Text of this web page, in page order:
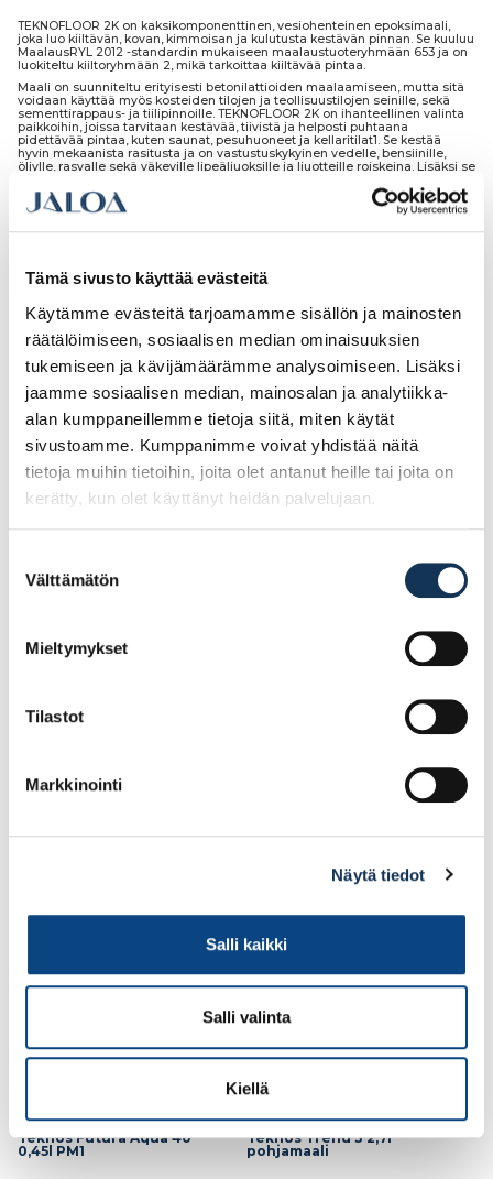
Tämä sivusto käyttää evästeitä
Käytämme evästeitä tarjoamamme sisällön ja mainosten
räätälöimiseen, sosiaalisen median ominaisuuksien
tukemiseen ja kävijämäärämme analysoimiseen. Lisäksi
jaamme sosiaalisen median, mainosalan ja analytiikka-
alan kumppaneillemme tietoja siitä, miten käytät
sivustoamme. Kumppanimme voivat yhdistää näitä
tietoja muihin tietoihin, joita olet antanut heille tai joita on
kerätty, kun olet käyttänyt heidän palvelujaan.
valinta
Välttämätön
Mieltymykset
Tilastot
Markkinointi
Näytä tiedot
Salli kaikki
Salli valinta
Kiellä
TEKNOFLOOR 2K on kaksikomponenttinen, vesiohenteinen epoksimaali,
joka luo kiiltävän, kovan, kimmoisan ja kulutusta kestävän pinnan. Se kuuluu
MaalausRYL 2012 -standardin mukaiseen maalaustuoteryhmään 653 ja on
luokiteltu kiiltoryhmään 2, mikä tarkoittaa kiiltävää pintaa.
Maali on suunniteltu erityisesti betonilattioiden maalaamiseen, mutta sitä
voidaan käyttää myös kosteiden tilojen ja teollisuustilojen seinille, sekä
sementtirappaus- ja tiilipinnoille. TEKNOFLOOR 2K on ihanteellinen valinta
paikkoihin, joissa tarvitaan kestävää, tiivistä ja helposti puhtaana
pidettävää pintaa, kuten saunat, pesuhuoneet ja kellaritilat1. Se kestää
hyvin mekaanista rasitusta ja on vastustuskykyinen vedelle, bensiinille,
öljylle, rasvalle sekä väkeville lipeäliuoksille ja liuotteille roiskeina. Lisäksi se
TEKNOFLOOR 2K ei siirrä makua tai hajua elintarvikkeisiin, mikä tekee siitä
sopivan käytettäväksi elintarvikkeiden tuotanto- ja pakkaustiloissa1. Sen
Tutustu myös
101.99€ /kpl
Teknos Futura Aqua 40
0,45l PM1
Teknos Trend 3 2,7l
pohjamaali